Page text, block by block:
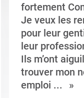
fortement
Je veux les
pour leur
leur
Ils m’ont
trouver mon
emploi ...